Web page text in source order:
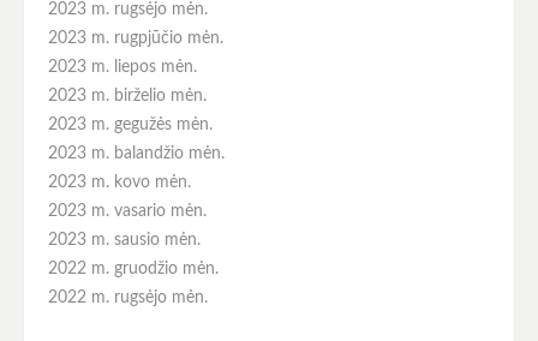
2023 m. rugsėjo mėn.
2023 m. rugpjūčio mėn.
2023 m. liepos mėn.
2023 m. birželio mėn.
2023 m. gegužės mėn.
2023 m. balandžio mėn.
2023 m. kovo mėn.
2023 m. vasario mėn.
2023 m. sausio mėn.
2022 m. gruodžio mėn.
2022 m. rugsėjo mėn.